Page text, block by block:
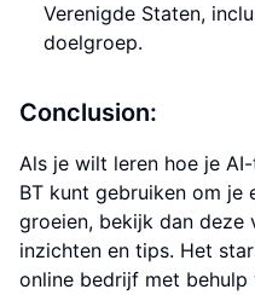
Verenigde Staten,
doelgroep.
Conclusion:
Als je wilt leren hoe je
BT kunt gebruiken om
groeien, bekijk dan
inzichten en tips. Het
online bedrijf met